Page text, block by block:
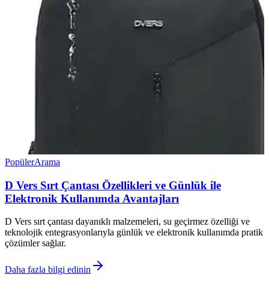
PopülerArama
D Vers Sırt Çantası Özellikleri ve Günlük ile
Elektronik Kullanımda Avantajları
D Vers sırt çantası dayanıklı malzemeleri, su geçirmez özelliği ve
teknolojik entegrasyonlarıyla günlük ve elektronik kullanımda pratik
çözümler sağlar.
Daha fazla bilgi edinin